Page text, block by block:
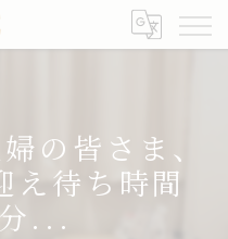
の皆さま、
え待ち時間
...